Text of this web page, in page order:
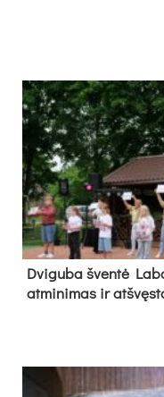
Dvi­gu­ba šven­tė
at­mi­ni­mas ir